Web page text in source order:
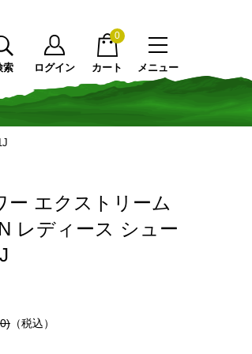
メニュー
索 ログイン カート
0
ー エクストリーム
レディース シュー
（税込）